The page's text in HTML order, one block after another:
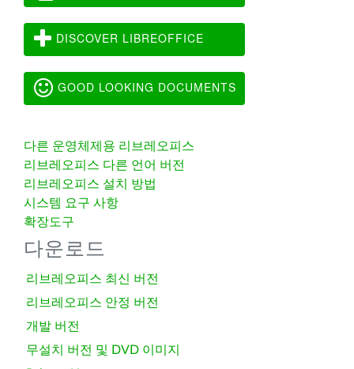
DISCOVER LIBREOFFICE
GOOD LOOKING DOCUMENTS
다른 운영체제용 리브레오피스
리브레오피스 다른 언어 버전
리브레오피스 설치 방법
시스템 요구 사항
확장도구
다운로드
리브레오피스 최신 버전
리브레오피스 안정 버전
개발 버전
무설치 버전 및 DVD 이미지